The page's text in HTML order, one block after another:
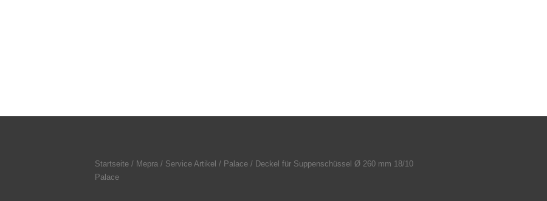
Startseite / Mepra / Service Artikel / Palace / Deckel für Suppenschüssel Ø 260 mm 18/10
Palace